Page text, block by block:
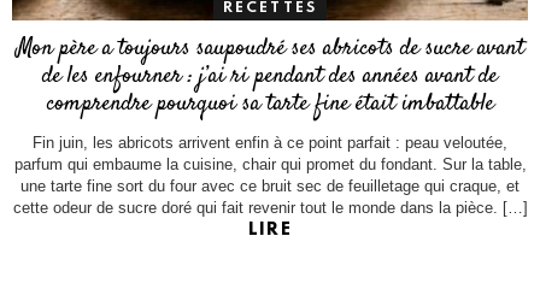
RECETTES
Mon père a toujours saupoudré ses abricots de sucre avant
de les enfourner : j’ai ri pendant des années avant de
comprendre pourquoi sa tarte fine était imbattable
Fin juin, les abricots arrivent enfin à ce point parfait : peau veloutée,
parfum qui embaume la cuisine, chair qui promet du fondant. Sur la table,
une tarte fine sort du four avec ce bruit sec de feuilletage qui craque, et
cette odeur de sucre doré qui fait revenir tout le monde dans la pièce. […]
LIRE